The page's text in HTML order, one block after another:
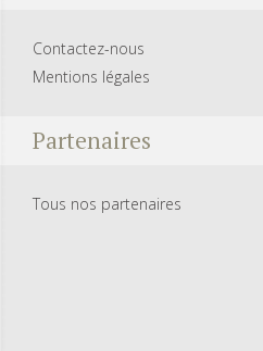
Contactez-nous
Mentions légales
Partenaires
Tous nos partenaires